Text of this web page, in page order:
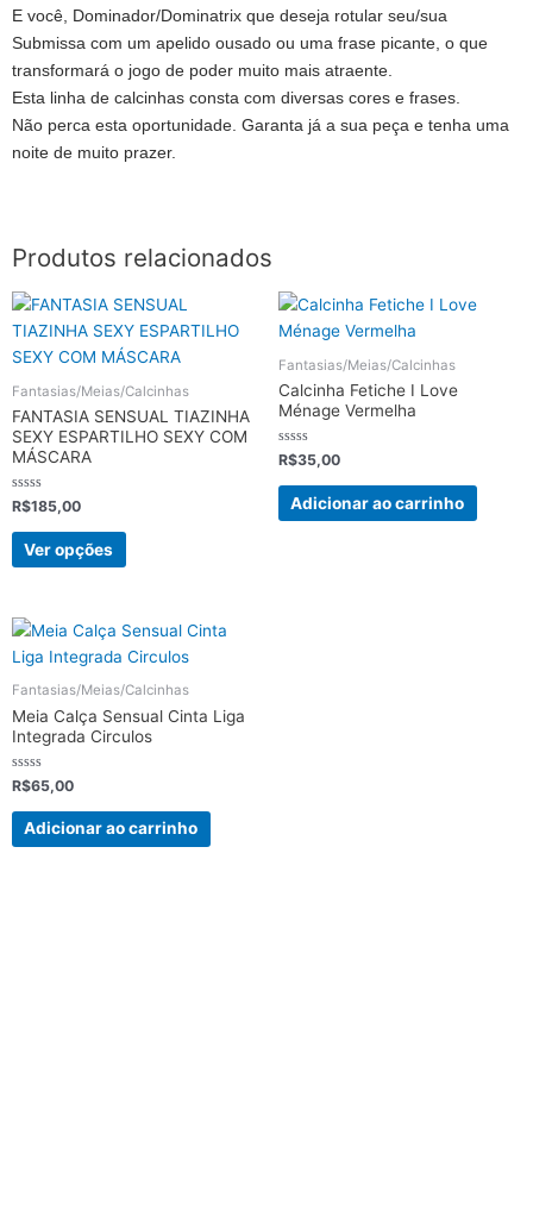
E você, Dominador/Dominatrix que deseja rotular seu/sua
Submissa com um apelido ousado ou uma frase picante, o que
transformará o jogo de poder muito mais atraente.
Esta linha de calcinhas consta com diversas cores e frases.
Não perca esta oportunidade. Garanta já a sua peça e tenha uma
noite de muito prazer.
Produtos relacionados
Fantasias/Meias/Calcinhas
FANTASIA SENSUAL TIAZINHA
SEXY ESPARTILHO SEXY COM
MÁSCARA
Avaliação
0
de
R$185,00
Ver opções
Este
produto
tem
várias
variantes.
As
escolhidas
na
produto
Fantasias/Meias/Calcinhas
Calcinha Fetiche I Love
Ménage Vermelha
Avaliação
0
de
R$35,00
Adicionar ao carrinho
Fantasias/Meias/Calcinhas
Meia Calça Sensual Cinta Liga
Integrada Circulos
Avaliação
0
de
R$65,00
Adicionar ao carrinho